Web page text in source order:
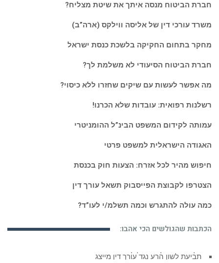
חברת הביטוח מנסה איתך את שיטת מצליח?
משרד עורכי דין של אליסה ווילקס (ארה”ב)
מחקר בתחום החקיקה בלשכת כנסת ישראל
חברת הביטוח הסיעודי לא משלמת לך?
מה אפשר לעשות עם שיקים שחזרו ללא כיסוי?
רשלנות רפואית: עובדות שלא הכרנו!
עמותה לקידום המשפט הבינ”ל ההומניטרי
האגודה הישראלית למשפט פרטי
חיפוש מהיר לכל אזרח: הצעות חוק בכנסת
הצטרפו לקבוצת הפייסבוק תשאל עורך דין
כמה עולה להתגרש וכמה תשלמ/י לעו”ד?
הכתבות שהגולשים הכי אהבו:
תביעת לשון הרע נגד עורך דין מייצג